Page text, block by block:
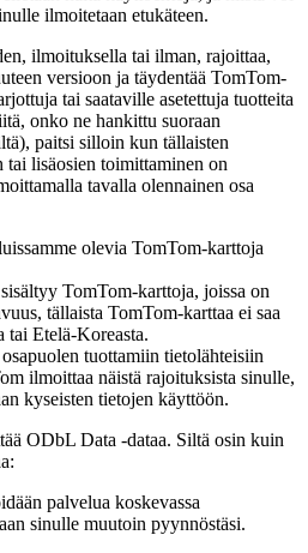
ilmoitetaan etukäteen.
ilmoituksella tai ilman, rajoittaa,
versioon ja täydentää TomTom-
tai saataville asetettuja tuotteita
onko ne hankittu suoraan
paitsi silloin kun tällaisten
lisäosien toimittaminen on
tavalla olennainen osa
olevia TomTom-karttoja
TomTom-karttoja, joissa on
tällaista TomTom-karttaa ei saa
tai Etelä-Koreasta.
tuottamiin tietolähteisiin
ilmoittaa näistä rajoituksista sinulle,
kyseisten tietojen käyttöön.
ODbL Data -dataa. Siltä osin kuin
palvelua koskevassa
sinulle muutoin pyynnöstäsi.